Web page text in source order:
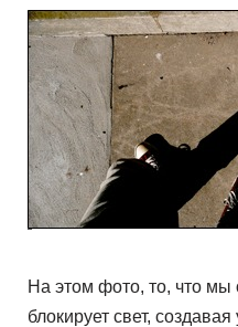
На этом фото, то, что мы
блокирует свет,